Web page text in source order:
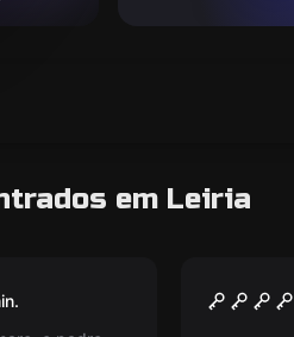
em Leiria
A Cave